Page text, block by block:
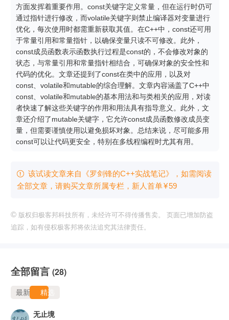
方面发挥着重要作用。const关键字定义常量，但在运行时仍可
通过指针进行修改，而volatile关键字则禁止编译器对变量进行
优化，每次使用时都需重新获取其值。在C++中，const还可用
于常量引用和常量指针，以确保变量只读不可修改。此外，
const成员函数表示函数执行过程是const的，不会修改对象的
状态，与常量引用和常量指针相结合，可确保对象的安全性和
代码的优化。文章还提到了const在类中的应用，以及对
const、volatile和mutable的综合理解。文章内容涵盖了C++中
const、volatile和mutable的基本用法和与类相关的应用，对读
者快速了解这些关键字的作用和用法具有指导意义。此外，文
章还介绍了mutable关键字，它允许const成员函数修改成员变
量，但需要谨慎使用以避免损坏对象。总结来说，尽可能多用
const可以让代码更安全，特别在多线程编程时尤其有用。
 该试读文章来自《罗剑锋的C++实战笔记》，如需阅读
全部文章，请购买文章所属专栏 ，新⼈⾸单¥59
© 版权归极客邦科技所有，未经许可不得传播售卖。 页面已增加防盗
追踪，如有侵权极客邦将依法追究其法律责任。
全部留言 (28)
最新 精选
无止境